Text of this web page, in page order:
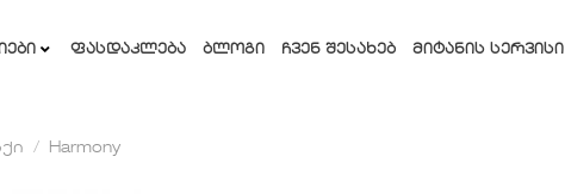
ᲤᲐᲡᲓᲐᲙᲚᲔᲑᲐ ᲑᲚᲝᲒᲘ ᲩᲕᲔᲜ ᲨᲔᲡᲐᲮᲔᲑ ᲛᲘᲢᲐᲜᲘᲡ ᲡᲔᲠᲕᲘᲡᲘ
/ Harmony